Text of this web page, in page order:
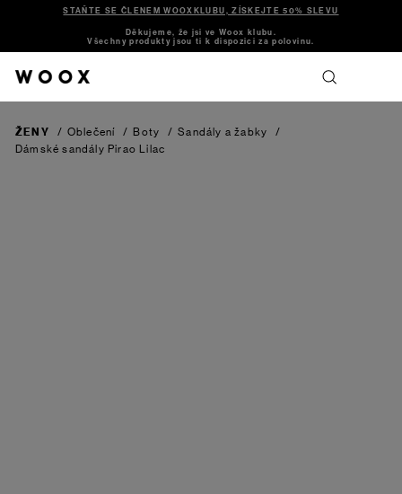
STAŇTE SE ČLENEM WOOXKLUBU, ZÍSKEJTE 50% SLEVU
Děkujeme, že jsi ve Woox klubu.
Všechny produkty jsou ti k dispozici za polovinu.
ŽENY / Oblečení / Boty / Sandály a žabky
/
Dámské sandály Pirao Lilac